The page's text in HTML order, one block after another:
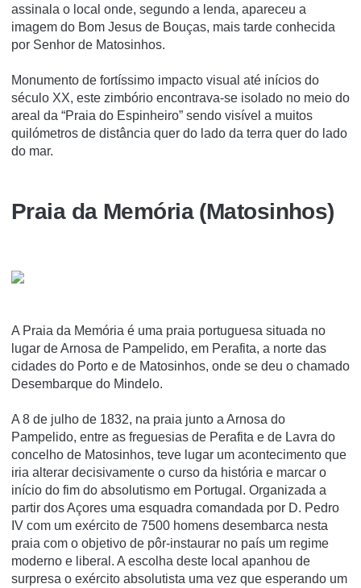
assinala o local onde, segundo a lenda, apareceu a
imagem do Bom Jesus de Bouças, mais tarde conhecida
por Senhor de Matosinhos.
Monumento de fortíssimo impacto visual até inícios do
século XX, este zimbório encontrava-se isolado no meio do
areal da “Praia do Espinheiro” sendo visível a muitos
quilómetros de distância quer do lado da terra quer do lado
do mar.
Praia da Memória (Matosinhos)
A Praia da Memória é uma praia portuguesa situada no
lugar de Arnosa de Pampelido, em Perafita, a norte das
cidades do Porto e de Matosinhos, onde se deu o chamado
Desembarque do Mindelo.
A 8 de julho de 1832, na praia junto a Arnosa do
Pampelido, entre as freguesias de Perafita e de Lavra do
concelho de Matosinhos, teve lugar um acontecimento que
iria alterar decisivamente o curso da história e marcar o
início do fim do absolutismo em Portugal. Organizada a
partir dos Açores uma esquadra comandada por D. Pedro
IV com um exército de 7500 homens desembarca nesta
praia com o objetivo de pôr-instaurar no país um regime
moderno e liberal. A escolha deste local apanhou de
surpresa o exército absolutista uma vez que esperando um